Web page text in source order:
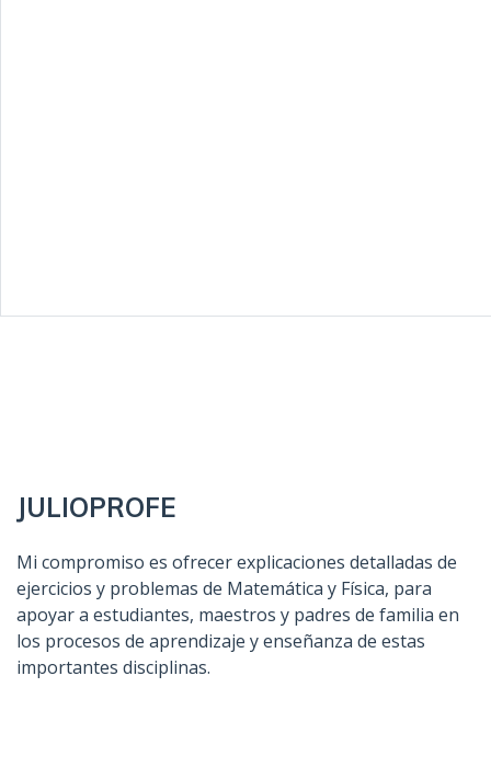
JULIOPROFE
Mi compromiso es ofrecer explicaciones detalladas de
ejercicios y problemas de Matemática y Física, para
apoyar a estudiantes, maestros y padres de familia en
los procesos de aprendizaje y enseñanza de estas
importantes disciplinas.